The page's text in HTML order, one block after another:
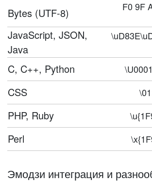
Bytes (UTF-8)
F0 9F
JavaScript, JSON,
Java
C, C++, Python
CSS
PHP, Ruby
Perl
Эмодзи интеграция и